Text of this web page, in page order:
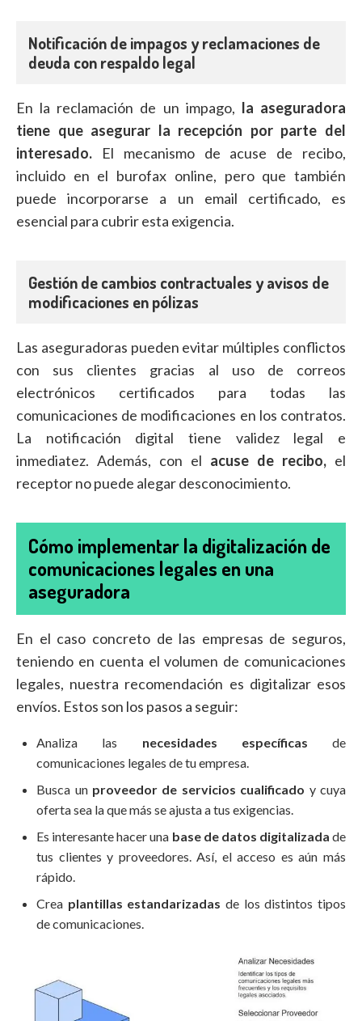
Notificación de impagos y reclamaciones de
deuda con respaldo legal
En la reclamación de un impago, la aseguradora
tiene que asegurar la recepción por parte del
interesado. El mecanismo de acuse de recibo,
incluido en el burofax online, pero que también
puede incorporarse a un email certificado, es
esencial para cubrir esta exigencia.
Gestión de cambios contractuales y avisos de
modificaciones en pólizas
Las aseguradoras pueden evitar múltiples conflictos
con sus clientes gracias al uso de correos
electrónicos certificados para todas las
comunicaciones de modificaciones en los contratos.
La notificación digital tiene validez legal e
inmediatez. Además, con el acuse de recibo, el
receptor no puede alegar desconocimiento.
Cómo implementar la digitalización de
comunicaciones legales en una
aseguradora
En el caso concreto de las empresas de seguros,
teniendo en cuenta el volumen de comunicaciones
legales, nuestra recomendación es digitalizar esos
envíos. Estos son los pasos a seguir:
Analiza las necesidades específicas de
comunicaciones legales de tu empresa.
Busca un proveedor de servicios cualificado y cuya
oferta sea la que más se ajusta a tus exigencias.
Es interesante hacer una base de datos digitalizada de
tus clientes y proveedores. Así, el acceso es aún más
rápido.
Crea plantillas estandarizadas de los distintos tipos
de comunicaciones.